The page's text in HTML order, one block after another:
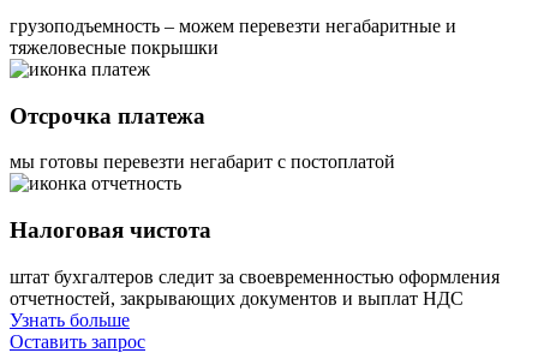
грузоподъемность – можем перевезти негабаритные и
тяжеловесные покрышки
Отсрочка платежа
мы готовы перевезти негабарит с постоплатой
Налоговая чистота
штат бухгалтеров следит за своевременностью оформления
отчетностей, закрывающих документов и выплат НДС
Узнать больше
Оставить запрос